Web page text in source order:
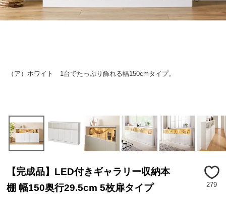
（ア）ホワイト 1台でたっぷり飾れる幅150cmタイプ。
【完成品】LED付きギャラリー収納本
棚 幅150奥行29.5cm 5枚扉タイプ
279